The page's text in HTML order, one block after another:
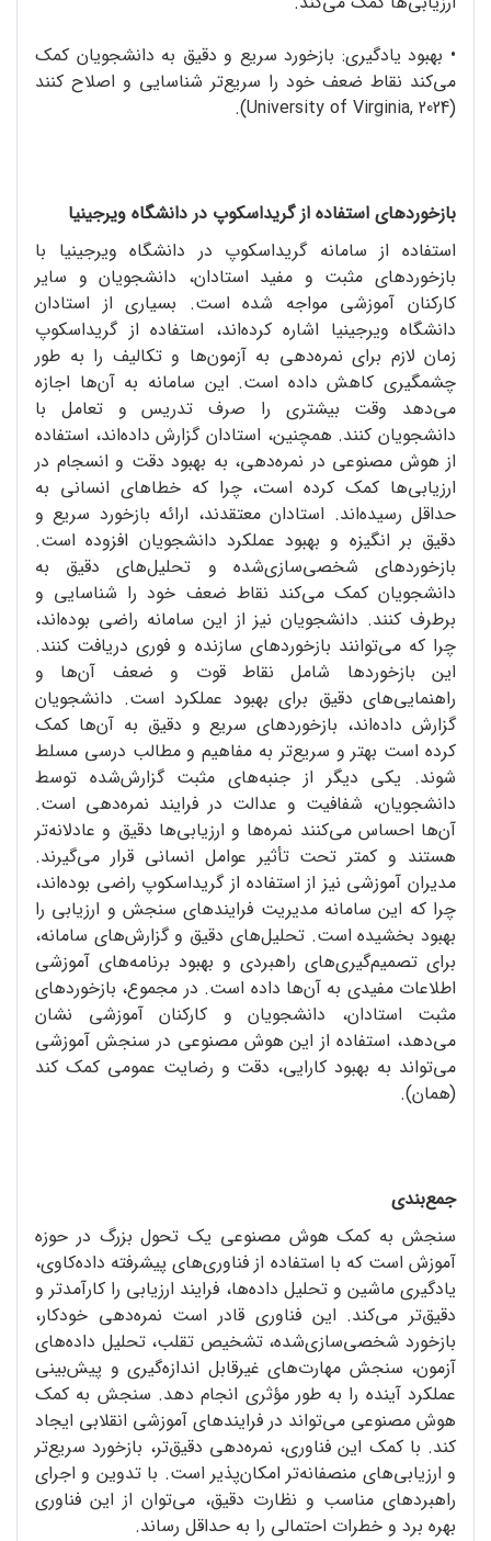
• بهبود یادگیری: بازخورد سریع و دقیق به دانشجویان کمک
می‌کند نقاط ضعف خود را سریع‌تر شناسایی و اصلاح کنند
(University of Virginia, 2024).
بازخوردهای استفاده از گریداسکوپ در دانشگاه ویرجینیا
استفاده از سامانه گریداسکوپ در دانشگاه ویرجینیا با
بازخوردهای مثبت و مفید استادان، دانشجویان و سایر
کارکنان آموزشی مواجه شده است. بسیاری از استادان
دانشگاه ویرجینیا اشاره کرده‌اند، استفاده از گریداسکوپ
زمان لازم برای نمره‌دهی به آزمون‌ها و تکالیف را به طور
چشمگیری کاهش داده است. این سامانه به آن‌ها اجازه
می‌دهد وقت بیشتری را صرف تدریس و تعامل با
دانشجویان کنند. همچنین، استادان گزارش داده‌اند، استفاده
از هوش مصنوعی در نمره‌دهی، به بهبود دقت و انسجام در
ارزیابی‌ها کمک کرده است، چرا که خطاهای انسانی به
حداقل رسیده‌اند. استادان معتقدند، ارائه بازخورد سریع و
دقیق بر انگیزه و بهبود عملکرد دانشجویان افزوده است.
بازخوردهای شخصی‌سازی‌شده و تحلیل‌های دقیق به
دانشجویان کمک می‌کند نقاط ضعف خود را شناسایی و
برطرف کنند. دانشجویان نیز از این سامانه راضی بوده‌اند،
چرا که می‌توانند بازخوردهای سازنده و فوری دریافت کنند.
این بازخوردها شامل نقاط قوت و ضعف آن‌ها و
راهنمایی‌های دقیق برای بهبود عملکرد است. دانشجویان
گزارش داده‌اند، بازخوردهای سریع و دقیق به آن‌ها کمک
کرده است بهتر و سریع‌تر به مفاهیم و مطالب درسی مسلط
شوند. یکی دیگر از جنبه‌های مثبت گزارش‌شده توسط
دانشجویان، شفافیت و عدالت در فرایند نمره‌دهی است.
آن‌ها احساس می‌کنند نمره‌ها و ارزیابی‌ها دقیق و عادلانه‌تر
هستند و کمتر تحت تأثیر عوامل انسانی قرار می‌گیرند.
مدیران آموزشی نیز از استفاده از گریداسکوپ راضی بوده‌اند،
چرا که این سامانه مدیریت فرایندهای سنجش و ارزیابی را
بهبود بخشیده است. تحلیل‌های دقیق و گزارش‌های سامانه،
برای تصمیم‌گیری‌های راهبردی و بهبود برنامه‌های آموزشی
اطلاعات مفیدی به آن‌ها داده است. در مجموع، بازخوردهای
مثبت استادان، دانشجویان و کارکنان آموزشی نشان
می‌دهد، استفاده از این هوش مصنوعی در سنجش آموزشی
می‌تواند به بهبود کارایی، دقت و رضایت عمومی کمک کند
(همان).
جمع‌بندی
سنجش به کمک هوش مصنوعی یک تحول بزرگ در حوزه
آموزش است که با استفاده از فناوری‌‌های پیشرفته داده‌کاوی،
یادگیری ماشین و تحلیل داده‌ها، فرایند ارزیابی را کارآمدتر و
دقیق‌تر می‌کند. این فناوری قادر است نمره‌دهی خودکار،
بازخورد شخصی‌سازی‌شده، تشخیص تقلب، تحلیل داده‌های
آزمون، سنجش مهارت‌های غیرقابل اندازه‌گیری و پیش‌بینی
عملکرد آینده را به طور مؤثری انجام دهد. سنجش به کمک
هوش مصنوعی می‌تواند در فرایندهای آموزشی انقلابی ایجاد
کند. با کمک این فناوری، نمره‌دهی دقیق‌تر، بازخورد سریع‌تر
و ارزیابی‌های منصفانه‌تر امکان‌پذیر است. با تدوین و اجرای
راهبردهای مناسب و نظارت دقیق، می‌توان از این فناوری
بهره ‌برد و خطرات احتمالی را به حداقل رساند.